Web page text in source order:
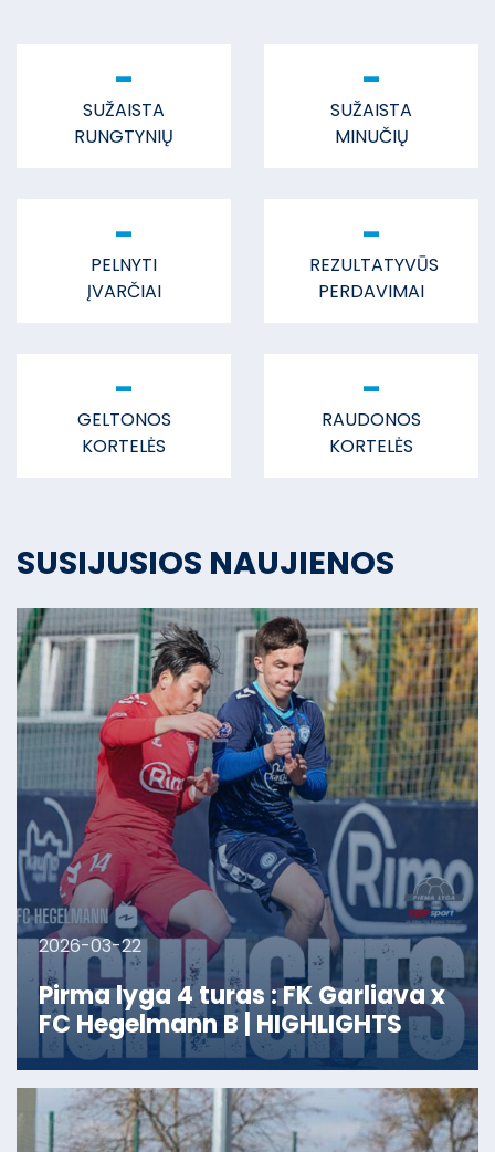
-
SUŽAISTA
RUNGTYNIŲ
-
SUŽAISTA
MINUČIŲ
-
PELNYTI
ĮVARČIAI
-
REZULTATYVŪS
PERDAVIMAI
-
GELTONOS
KORTELĖS
-
RAUDONOS
KORTELĖS
SUSIJUSIOS NAUJIENOS
2026-03-22
Pirma lyga 4 turas : FK Garliava x
FC Hegelmann B | HIGHLIGHTS